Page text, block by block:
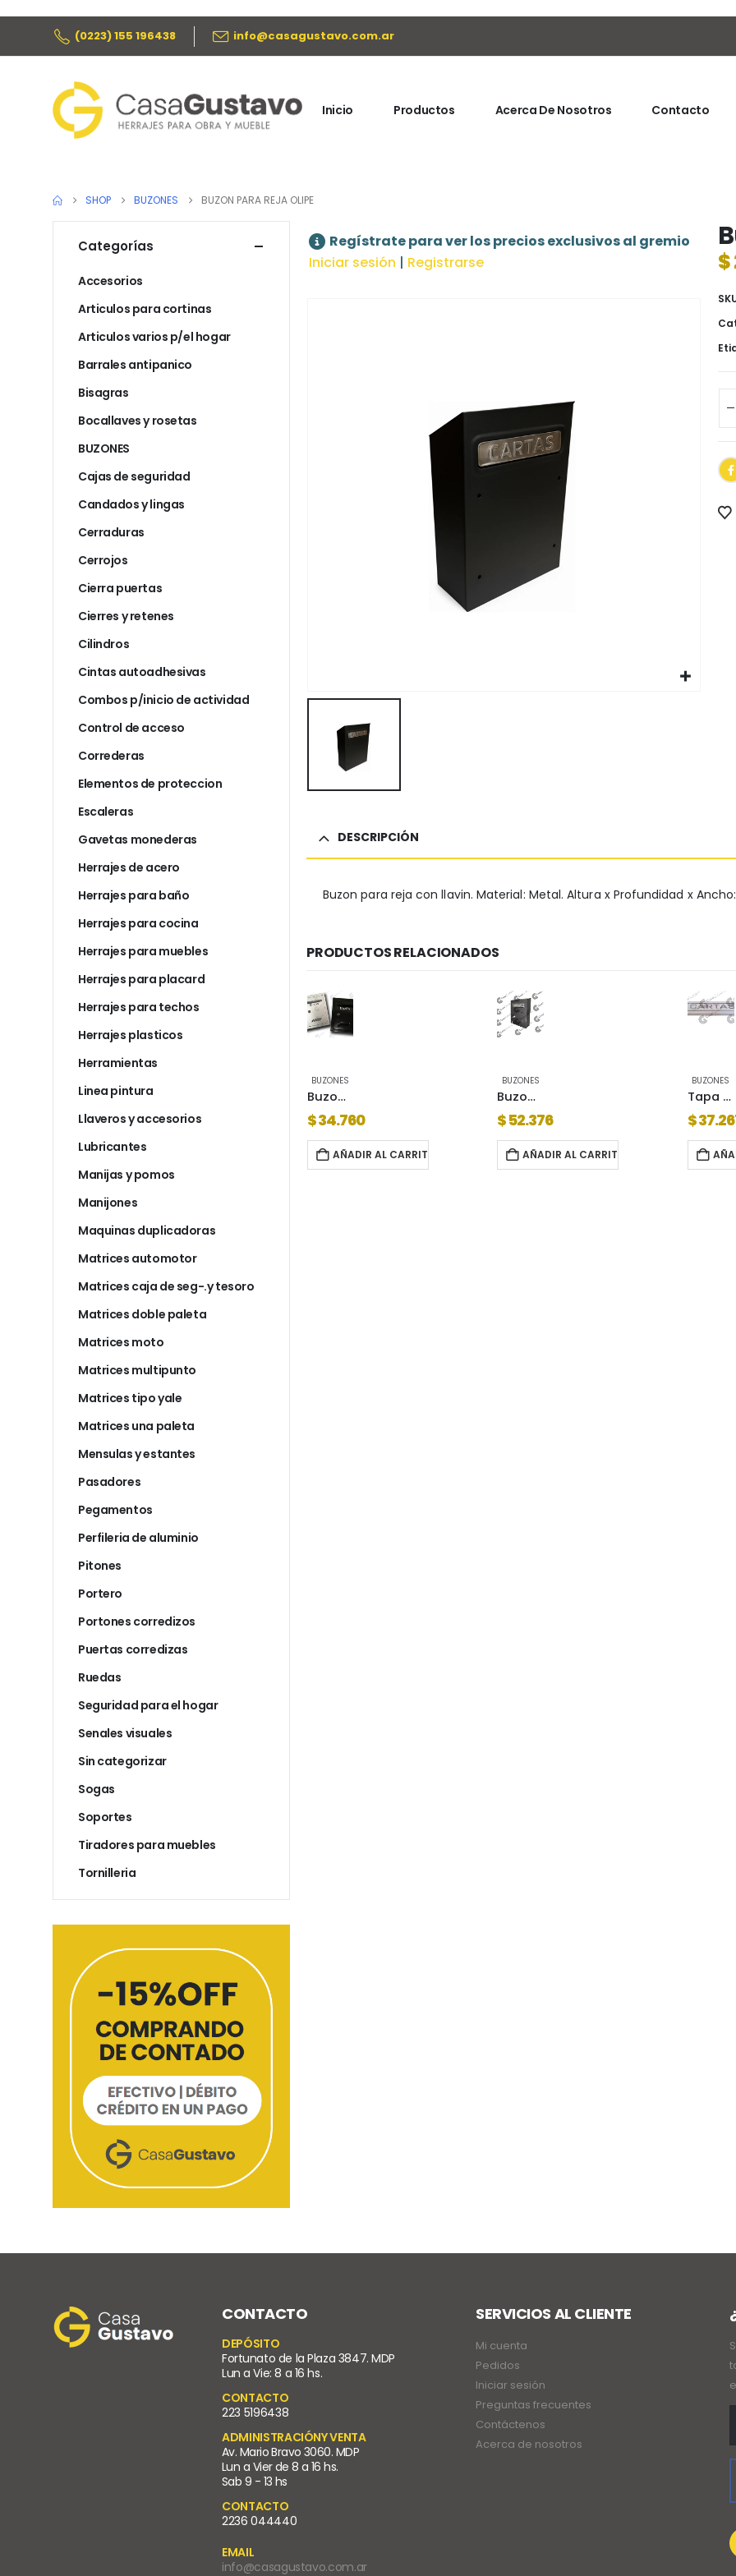
(0223) 155 196438 info@casagustavo.com.ar
Inicio Productos Acerca De Nosotros Contacto
SHOP BUZONES BUZON PARA REJA OLIPE
Regístrate para ver los precios exclusivos al gremio
Iniciar sesión | Registrarse $
DESCRIPCIÓN
Buzon para reja con llavin. Material: Metal. Altura x Profundidad x
PRODUCTOS RELACIONADOS
Tapa para buzon acero inox 310×75 mm 9041976
$28.873
AÑADIR AL CARRITO
BUZONES
Buzon para pared blanco
$34.760
AÑADIR AL CARRITO
BUZONES
Buzon vgm r3 para pasillo
$52.376
AÑADIR AL CARRITO
BUZONES
Tapa cartas horizontal 57x230mm blanco 2970602
$
Categorías
Accesorios
Articulos para cortinas
Articulos varios p/el hogar
Barrales antipanico
Bisagras
Bocallaves y rosetas
BUZONES
Cajas de seguridad
Candados y lingas
Cerraduras
Cerrojos
Cierra puertas
Cierres y retenes
Cilindros
Cintas autoadhesivas
Combos p/inicio de actividad
Control de acceso
Correderas
Elementos de proteccion
Escaleras
Gavetas monederas
Herrajes de acero
Herrajes para baño
Herrajes para cocina
Herrajes para muebles
Herrajes para placard
Herrajes para techos
Herrajes plasticos
Herramientas
Linea pintura
Llaveros y accesorios
Lubricantes
Manijas y pomos
Manijones
Maquinas duplicadoras
Matrices automotor
Matrices caja de seg-.y tesoro
Matrices doble paleta
Matrices moto
Matrices multipunto
Matrices tipo yale
Matrices una paleta
Mensulas y estantes
Pasadores
Pegamentos
Perfileria de aluminio
Pitones
Portero
Portones corredizos
Puertas corredizas
Ruedas
Seguridad para el hogar
Senales visuales
Sin categorizar
Sogas
Soportes
Tiradores para muebles
Tornilleria
CONTACTO
DEPÓSITO
Fortunato de la Plaza 3847. MDP
Lun a Vie: 8 a 16 hs.
CONTACTO
223 5196438
ADMINISTRACIÓNY VENTA
Av. Mario Bravo 3060. MDP
Lun a Vier de 8 a 16 hs.
Sab 9 - 13 hs
CONTACTO
2236 044440
EMAIL
info@casagustavo.com.ar
SERVICIOS AL CLIENTE
Mi cuenta
Pedidos
Iniciar sesión
Preguntas frecuentes
Contáctenos
Acerca de nosotros